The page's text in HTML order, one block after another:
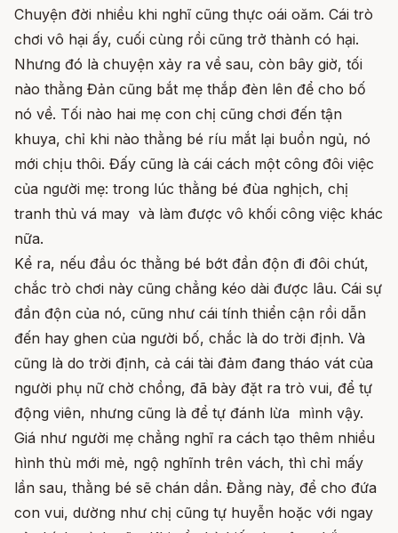
Chuyện đời nhiều khi nghĩ cũng thực oái oăm. Cái trò
chơi vô hại ấy, cuối cùng rồi cũng trở thành có hại.
Nhưng đó là chuyện xảy ra về sau, còn bây giờ, tối
nào thằng Đản cũng bắt mẹ thắp đèn lên để cho bố
nó về. Tối nào hai mẹ con chị cũng chơi đến tận
khuya, chỉ khi nào thằng bé ríu mắt lại buồn ngủ, nó
mới chịu thôi. Đấy cũng là cái cách một công đôi việc
của người mẹ: trong lúc thằng bé đùa nghịch, chị
tranh thủ vá may và làm được vô khối công việc khác
nữa.
Kể ra, nếu đầu óc thằng bé bớt đần độn đi đôi chút,
chắc trò chơi này cũng chẳng kéo dài được lâu. Cái sự
đần độn của nó, cũng như cái tính thiển cận rồi dẫn
đến hay ghen của người bố, chắc là do trời định. Và
cũng là do trời định, cả cái tài đảm đang tháo vát của
người phụ nữ chờ chồng, đã bày đặt ra trò vui, để tự
động viên, nhưng cũng là để tự đánh lừa mình vậy.
Giá như người mẹ chẳng nghĩ ra cách tạo thêm nhiều
hình thù mới mẻ, ngộ nghĩnh trên vách, thì chỉ mấy
lần sau, thằng bé sẽ chán dần. Đằng này, để cho đứa
con vui, dường như chị cũng tự huyễn hoặc với ngay